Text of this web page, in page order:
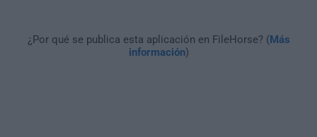
¿Por qué se publica esta aplicación en FileHorse? (Más
información)